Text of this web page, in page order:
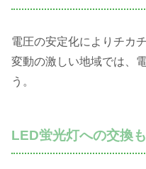
電圧の安定化によりチカ
変動の激しい地域では、
う。
LED蛍光灯への交換